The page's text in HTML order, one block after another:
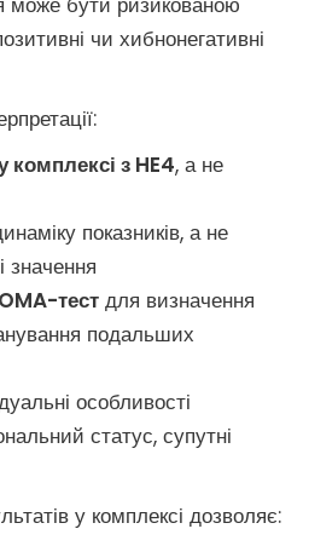
чи хибнонегативні
комплексі з HE4, а не
показників, а не
значення
тест для визначення
подальших
особливості
статус, супутні
у комплексі дозволяє: